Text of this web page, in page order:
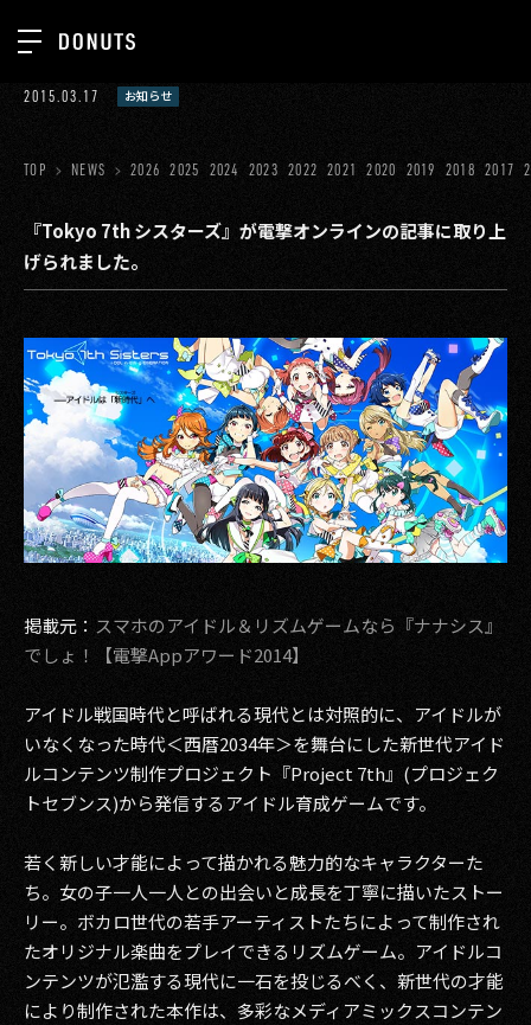
ジョブカン
ゲーム
出版メディア
美少女図鑑
イベント
タテドラ
その他事業
2026
2025
2024
2023
2022
2021
2020
2019
TOP
ABOUT
SERVICES
GROUP
RECRUIT
CONTACT
2015.03.17 お知らせ
TOP NEWS 2026 2025 2024 2023 2022 2021 2020 2019 2018 2017
『Tokyo 7th シスターズ』が電撃オンラインの記事に取り上
げられました。
掲載元： スマホのアイドル＆リズムゲームなら『ナナシス』
でしょ！【電撃Appアワード2014】
アイドル戦国時代と呼ばれる現代とは対照的に、アイドルが
いなくなった時代＜西暦2034年＞を舞台にした新世代アイド
ルコンテンツ制作プロジェクト『Project 7th』(プロジェク
トセブンス)から発信するアイドル育成ゲームです。
若く新しい才能によって描かれる魅力的なキャラクターた
ち。女の子一人一人との出会いと成長を丁寧に描いたストー
リー。ボカロ世代の若手アーティストたちによって制作され
たオリジナル楽曲をプレイできるリズムゲーム。アイドルコ
ンテンツが氾濫する現代に一石を投じるべく、新世代の才能
により制作された本作は、多彩なメディアミックスコンテン